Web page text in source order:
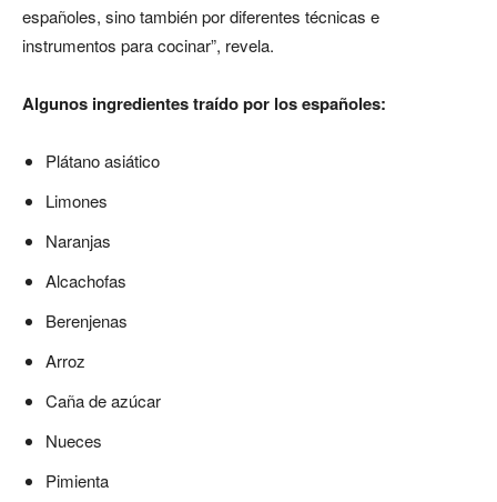
españoles, sino también por diferentes técnicas e
instrumentos para cocinar”, revela.
Algunos ingredientes traído por los españoles:
Plátano asiático
Limones
Naranjas
Alcachofas
Berenjenas
Arroz
Caña de azúcar
Nueces
Pimienta